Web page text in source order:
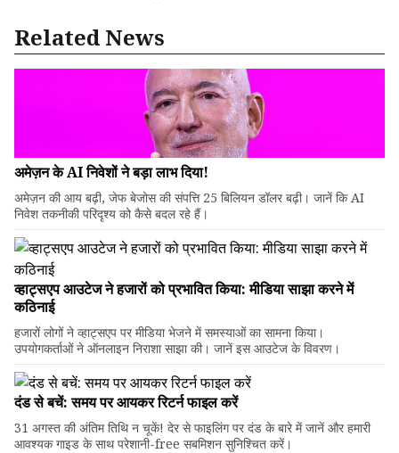
Related News
अमेज़न के AI निवेशों ने बड़ा लाभ दिया!
अमेज़न की आय बढ़ी, जेफ बेजोस की संपत्ति 25 बिलियन डॉलर बढ़ी। जानें कि AI
निवेश तकनीकी परिदृश्य को कैसे बदल रहे हैं।
व्हाट्सएप आउटेज ने हजारों को प्रभावित किया: मीडिया साझा करने में
कठिनाई
हजारों लोगों ने व्हाट्सएप पर मीडिया भेजने में समस्याओं का सामना किया।
उपयोगकर्ताओं ने ऑनलाइन निराशा साझा की। जानें इस आउटेज के विवरण।
दंड से बचें: समय पर आयकर रिटर्न फाइल करें
31 अगस्त की अंतिम तिथि न चूकें! देर से फाइलिंग पर दंड के बारे में जानें और हमारी
आवश्यक गाइड के साथ परेशानी-free सबमिशन सुनिश्चित करें।